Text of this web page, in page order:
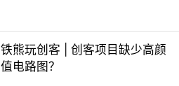
铁熊玩创客 | 创客项目缺少高颜
值电路图？